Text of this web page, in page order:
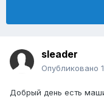
sleader
Опубликовано
Добрый день есть